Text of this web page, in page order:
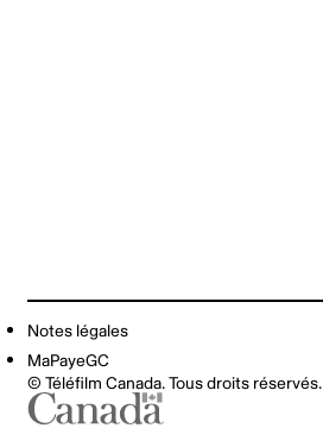
Notes légales
MaPayeGC
© Téléfilm Canada. Tous droits réservés.